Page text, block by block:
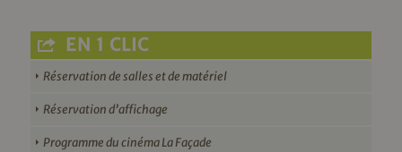
EN 1 CLIC
Réservation de salles et de matériel
Réservation d’affichage
Programme du cinéma La Façade